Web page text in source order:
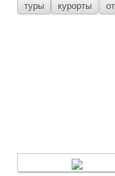
туры курорты